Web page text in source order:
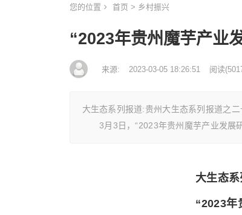
您的位置 首页 > 乡村振兴
“2023年贵州魔芋产业
来源: 2023-03-05 18:26:51 阅读(
大生态系列报道:贵州大生态系列报道之
3月3日，“2023年贵州魔芋产业发展
大生态
“2023年